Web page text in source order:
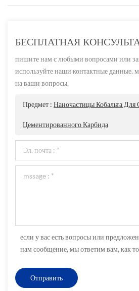
БЕСПЛАТНАЯ
пишите нам с любыми вопросами или
используйте наши контактные данные.
на ваши вопросы.
Предмет : Наночастицы Кобальта
Цементированного Карбида
если у вас есть вопросы или
нам сообщение, мы ответим вам, как